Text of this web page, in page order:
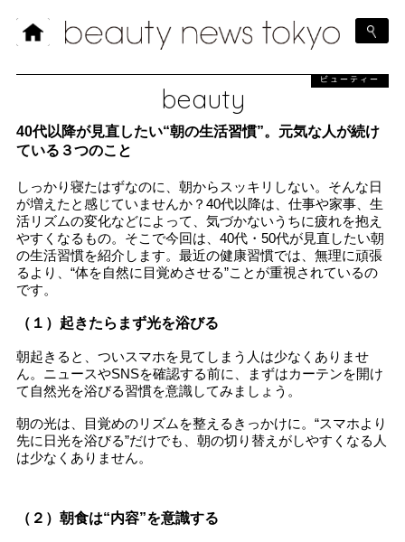
beauty
ビューティー
40代以降が見直したい“朝の生活習慣”。元気な人が続け
ている３つのこと
しっかり寝たはずなのに、朝からスッキリしない。そんな日
が増えたと感じていませんか？40代以降は、仕事や家事、生
活リズムの変化などによって、気づかないうちに疲れを抱え
やすくなるもの。そこで今回は、40代・50代が見直したい朝
の生活習慣を紹介します。最近の健康習慣では、無理に頑張
るより、“体を自然に目覚めさせる”ことが重視されているの
です。
（１）起きたらまず光を浴びる
朝起きると、ついスマホを見てしまう人は少なくありませ
ん。ニュースやSNSを確認する前に、まずはカーテンを開け
て自然光を浴びる習慣を意識してみましょう。
朝の光は、目覚めのリズムを整えるきっかけに。“スマホより
先に日光を浴びる”だけでも、朝の切り替えがしやすくなる人
は少なくありません。
（２）朝食は“内容”を意識する